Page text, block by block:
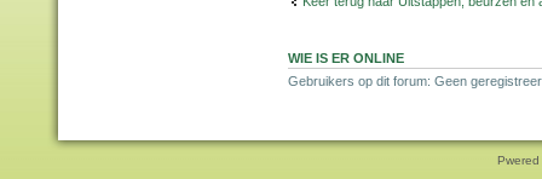
WIE IS ER ONLINE
Gebruikers op dit forum: Geen